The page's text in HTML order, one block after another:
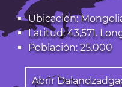
Ubicación:
Latitud: 43,571.
Población: 25.000
Abrir